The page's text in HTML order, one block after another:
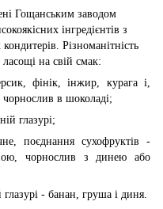
Гощанським заводом
інгредієнтів з
Різноманітність
на свій смак:
фінік, інжир, курага і,
в шоколаді;
глазурі;
поєднання сухофруктів -
чорнослив з динею або
- банан, груша і диня.